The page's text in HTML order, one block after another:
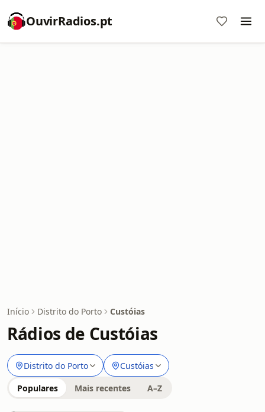
OuvirRadios.pt
Início Distrito do Porto Custóias
Rádios de Custóias
Distrito do Porto Custóias
Populares Mais recentes A–Z